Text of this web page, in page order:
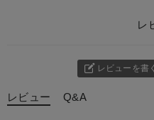
レ
レビューを書く
レビュー Q&A